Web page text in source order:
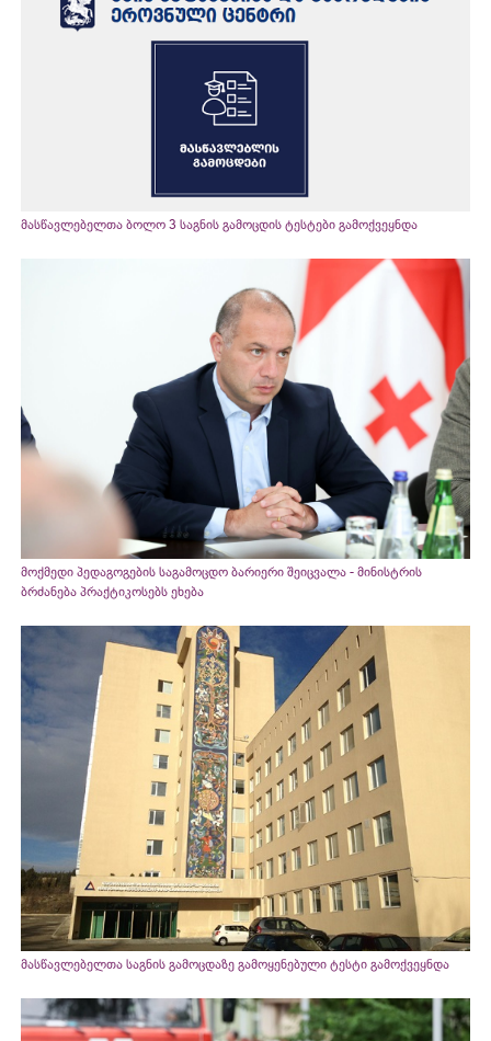
მასწავლებელთა ბოლო 3 საგნის გამოცდის ტესტები გამოქვეყნდა
მოქმედი პედაგოგების საგამოცდო ბარიერი შეიცვალა - მინისტრის
ბრძანება პრაქტიკოსებს ეხება
მასწავლებელთა საგნის გამოცდაზე გამოყენებული ტესტი გამოქვეყნდა